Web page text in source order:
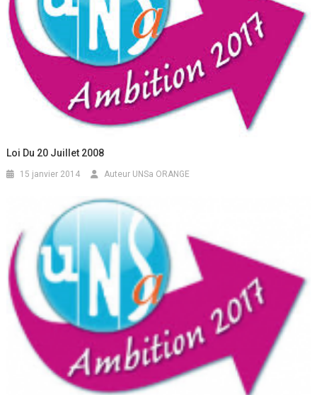
Loi Du 20 Juillet 2008
15 janvier 2014 Auteur UNSa ORANGE